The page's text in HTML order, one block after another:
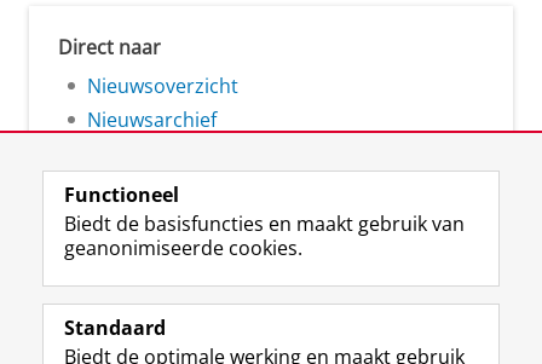
Direct naar
Nieuwsoverzicht
Nieuwsarchief
Volg de RUG
F
a
L
i
R
S
I
n
Y
o
Functioneel
Biedt de basisfuncties en maakt gebruik van
geanonimiseerde cookies.
Standaard
Biedt de optimale werking en maakt gebruik